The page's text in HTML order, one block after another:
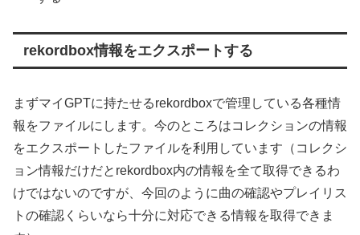
rekordbox情報をエクスポートする
まずマイGPTに持たせるrekordboxで管理している各種情
報をファイルにします。今のところはコレクションの情報
をエクスポートしたファイルを利用しています（コレクシ
ョン情報だけだとrekordbox内の情報を全て取得できるわ
けではないのですが、今回のように曲の確認やプレイリス
トの確認くらいなら十分に対応できる情報を取得できま